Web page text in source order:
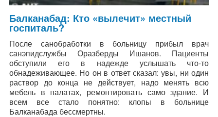
Балканабад: Кто «вылечит» местный
госпиталь?
После санобработки в больницу прибыл врач
санэпидслужбы Оразберды Ишанов. Пациенты
обступили его в надежде услышать что-то
обнадеживающее. Но он в ответ сказал: увы, ни один
раствор до конца не действует, надо менять всю
мебель в палатах, ремонтировать само здание. И
всем все стало понятно: клопы в больнице
Балканабада бессмертны.